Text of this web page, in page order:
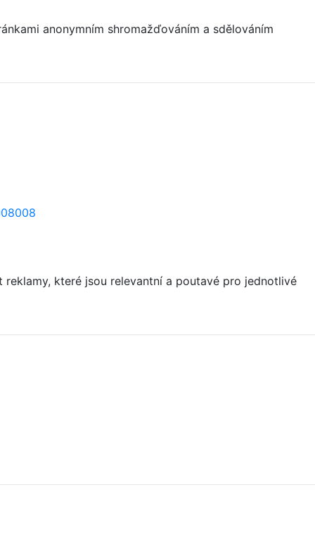
anonymním shromažďováním a sdělováním
které jsou relevantní a poutavé pro jednotlivé